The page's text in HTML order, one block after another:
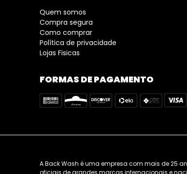
Quem somos
Compra segura
Como comprar
Política de privacidade
Lojas Fisicas
FORMAS DE PAGAMENTO
A Back Wash é uma empresa com mais de 25
oficiais de grandes marcas internacionais e